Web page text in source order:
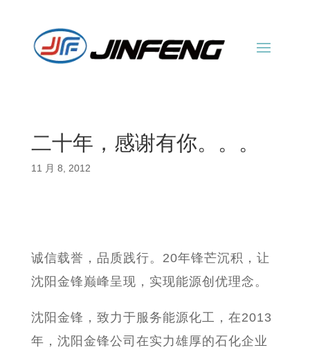
二十年，感谢有你。。。
11 月 8, 2012
诚信载誉，品质践行。20年锋芒沉积，让
沈阳金锋巅峰呈现，实现能源创优理念。
沈阳金锋，致力于服务能源化工，在2013
年，沈阳金锋公司在实力雄厚的石化企业